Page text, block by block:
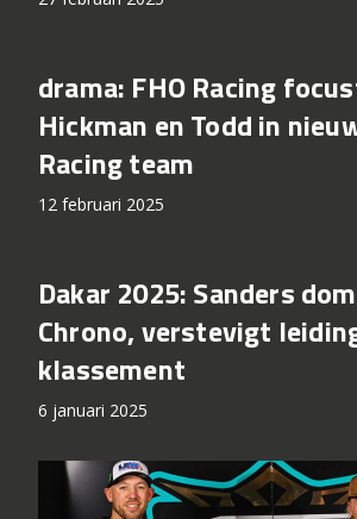
drama: FHO Racing
Hickman en Todd in
Racing team
Dakar 2025: Sanders
Chrono, verstevigt
klassement
6 januari 2025